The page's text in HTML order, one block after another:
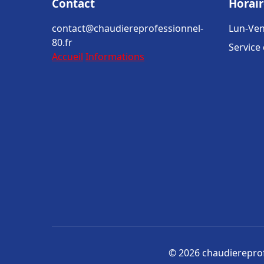
Contact
contact@chaudiereprofessionnel-
80.fr
Accueil Informations
Lun-
© 2026